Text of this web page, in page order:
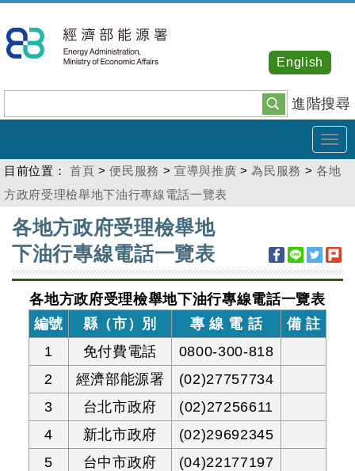
到
主
內
容
進階搜尋
English
目前位置： 首頁 >便民服務 >宣導與推廣 >為民服務 >各地
方政府受理檢舉地下油行專線電話一覽表
:::
各地方政府受理檢舉地
下油行專線電話一覽表
各地方政府受理檢舉地下油行專線電話一覽表
編號
縣（市）別 專 線 電 話
備 註
1
免付費電話
0800-300-818
2
經濟部能源署
(02)27757734
3
台北市政府
(02)27256611
4
新北市政府
(02)29692345
5
台中市政府
(04)22177197